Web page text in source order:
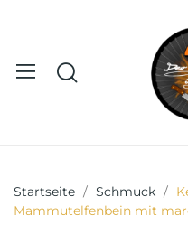
Startseite Schmuck
Mammutelfenbein mit